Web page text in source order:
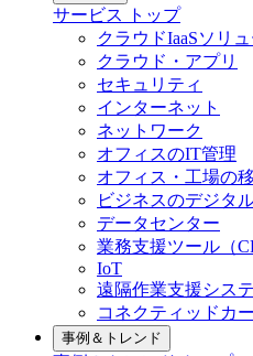
サービス トップ
クラウドIaaSソリ
クラウド・アプリ
セキュリティ
インターネット
ネットワーク
オフィスのIT管理
オフィス・工場の
ビジネスのデジタ
データセンター
業務支援ツール（
IoT
遠隔作業支援シス
コネクティッドカ
事例＆トレンド